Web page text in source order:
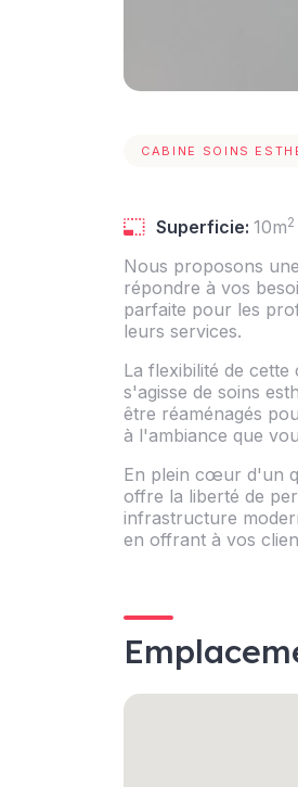
CABINE SOINS
Superficie: 10m2
Nous proposons
répondre à vos
parfaite pour les
leurs services.
La flexibilité de
s'agisse de soins
être réaménagés
à l'ambiance que
En plein cœur d'un
offre la liberté de
infrastructure
en offrant à vos